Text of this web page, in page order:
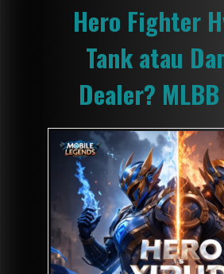
Hero Fighter
Tank atau
Dealer?